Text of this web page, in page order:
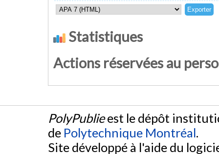
Statistiques
Actions réservées au
PolyPublieest le dépôt
de Polytechnique Montréal.
Site développé à l'aide du